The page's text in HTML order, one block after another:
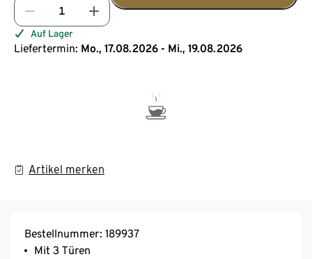
Auf Lager
Liefertermin: Mo., 17.08.2026 - Mi., 19.08.2026
Artikel merken
Bestellnummer: 189937
Mit 3 Türen